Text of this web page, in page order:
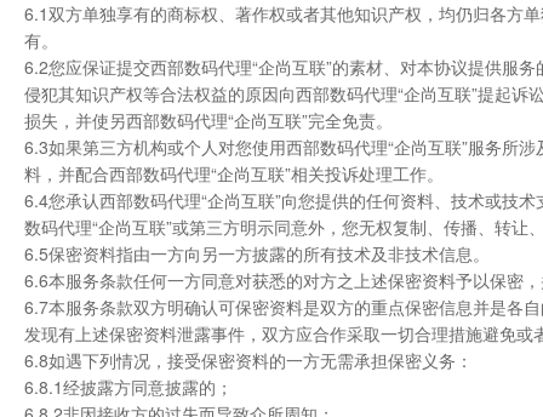
6.1双方单独享有的商标权、著作权或者其他知识产权，均仍归各方
有。
6.2您应保证提交西部数码代理“企尚互联”的素材、对本协议提供服
侵犯其知识产权等合法权益的原因向西部数码代理“企尚互联”提起
损失，并使另西部数码代理“企尚互联”完全免责。
6.3如果第三方机构或个人对您使用西部数码代理“企尚互联”服务所
料，并配合西部数码代理“企尚互联”相关投诉处理工作。
6.4您承认西部数码代理“企尚互联”向您提供的任何资料、技术或技
数码代理“企尚互联”或第三方明示同意外，您无权复制、传播、转
6.5保密资料指由一方向另一方披露的所有技术及非技术信息。
6.6本服务条款任何一方同意对获悉的对方之上述保密资料予以保密
6.7本服务条款双方明确认可保密资料是双方的重点保密信息并是各
发现有上述保密资料泄露事件，双方应合作采取一切合理措施避免或
6.8如遇下列情况，接受保密资料的一方无需承担保密义务：
6.8.1经披露方同意披露的；